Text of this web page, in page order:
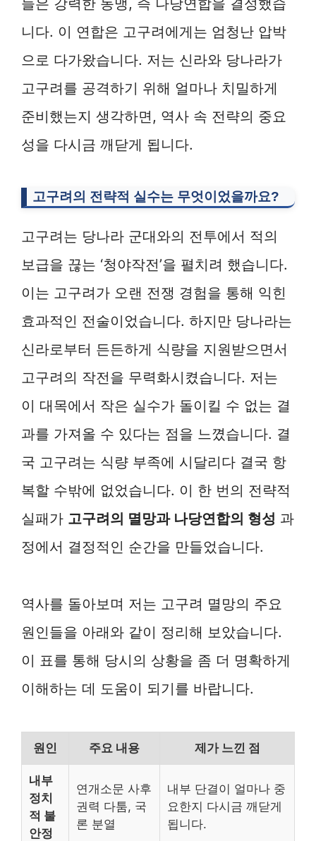
니다. 이 연합은 고구려에게는 엄청난 압박
으로 다가왔습니다. 저는 신라와 당나라가
고구려를 공격하기 위해 얼마나 치밀하게
준비했는지 생각하면, 역사 속 전략의 중요
성을 다시금 깨닫게 됩니다.
고구려의 전략적 실수는 무엇이었을까요?
고구려는 당나라 군대와의 전투에서 적의
보급을 끊는 ‘청야작전’을 펼치려 했습니다.
이는 고구려가 오랜 전쟁 경험을 통해 익힌
효과적인 전술이었습니다. 하지만 당나라는
신라로부터 든든하게 식량을 지원받으면서
고구려의 작전을 무력화시켰습니다. 저는
이 대목에서 작은 실수가 돌이킬 수 없는 결
과를 가져올 수 있다는 점을 느꼈습니다. 결
국 고구려는 식량 부족에 시달리다 결국 항
복할 수밖에 없었습니다. 이 한 번의 전략적
실패가 고구려의 멸망과 나당연합의 형성 과
정에서 결정적인 순간을 만들었습니다.
역사를 돌아보며 저는 고구려 멸망의 주요
원인들을 아래와 같이 정리해 보았습니다.
이 표를 통해 당시의 상황을 좀 더 명확하게
이해하는 데 도움이 되기를 바랍니다.
원인 주요 내용 제가 느낀 점
내부
정치
적 불
안정
연개소문 사후
권력 다툼, 국
론 분열
내부 단결이 얼마나 중
요한지 다시금 깨닫게
됩니다.